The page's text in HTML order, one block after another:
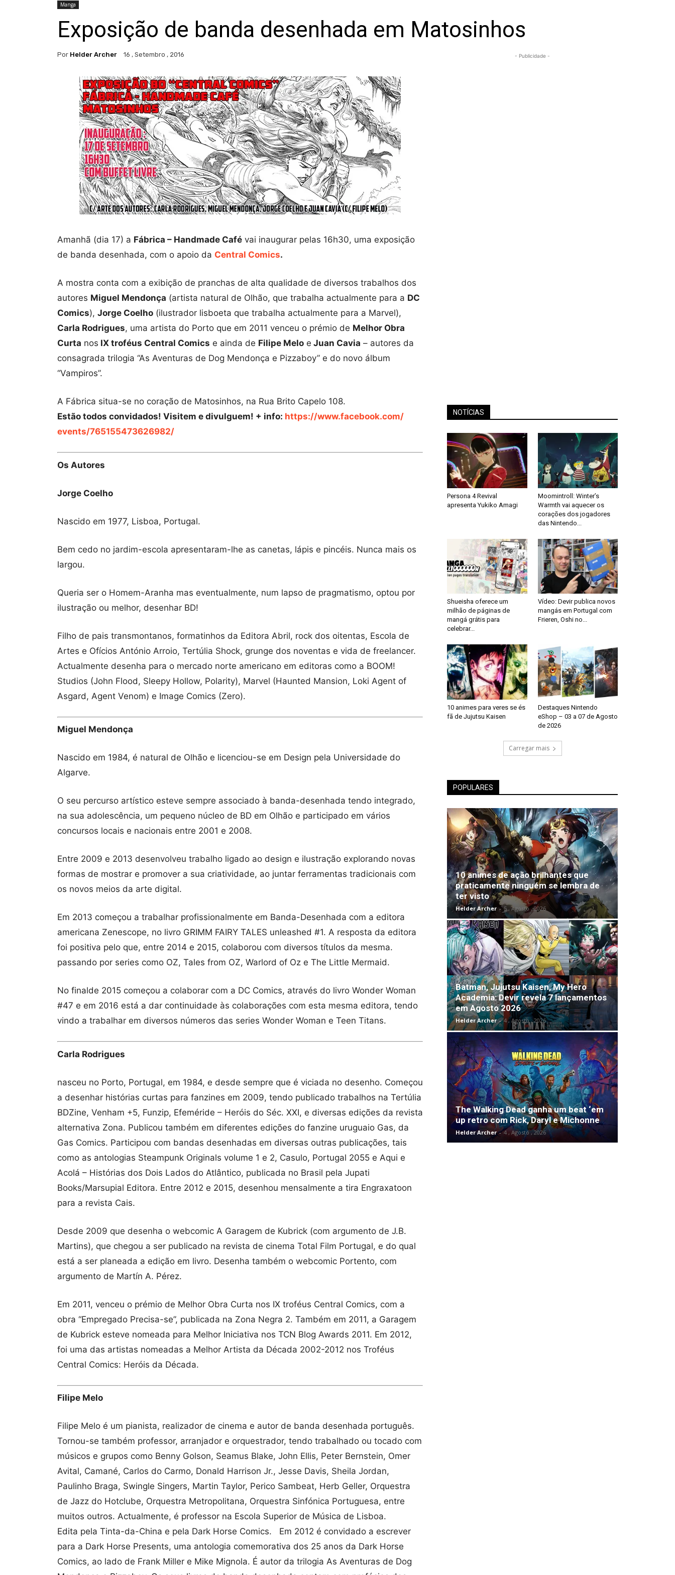
Manga
Exposição de banda desenhada em Matosinhos
Por Helder Archer 16 , Setembro , 2016
Amanhã (dia 17) a Fábrica – Handmade Café vai inaugurar pelas 16h30, uma exposição
de banda desenhada, com o apoio da Central Comics.
A mostra conta com a exibição de pranchas de alta qualidade de diversos trabalhos dos
autores Miguel Mendonça (artista natural de Olhão, que trabalha actualmente para a DC
Comics), Jorge Coelho (ilustrador lisboeta que trabalha actualmente para a Marvel),
Carla Rodrigues, uma artista do Porto que em 2011 venceu o prémio de Melhor Obra
Curta nos IX troféus Central Comics e ainda de Filipe Melo e Juan Cavia – autores da
consagrada trilogia “As Aventuras de Dog Mendonça e Pizzaboy” e do novo álbum
“Vampiros”.
A Fábrica situa-se no coração de Matosinhos, na Rua Brito Capelo 108.
Estão todos convidados! Visitem e divulguem! + info: https://www.facebook.com/
events/765155473626982/
Os Autores
Jorge Coelho
Nascido em 1977, Lisboa, Portugal.
Bem cedo no jardim-escola apresentaram-lhe as canetas, lápis e pincéis. Nunca mais os
largou.
Queria ser o Homem-Aranha mas eventualmente, num lapso de pragmatismo, optou por
ilustração ou melhor, desenhar BD!
Filho de pais transmontanos, formatinhos da Editora Abril, rock dos oitentas, Escola de
Artes e Ofícios António Arroio, Tertúlia Shock, grunge dos noventas e vida de freelancer.
Actualmente desenha para o mercado norte americano em editoras como a BOOM!
Studios (John Flood, Sleepy Hollow, Polarity), Marvel (Haunted Mansion, Loki Agent of
Asgard, Agent Venom) e Image Comics (Zero).
Miguel Mendonça
Nascido em 1984, é natural de Olhão e licenciou-se em Design pela Universidade do
Algarve.
O seu percurso artístico esteve sempre associado à banda-desenhada tendo integrado,
na sua adolescência, um pequeno núcleo de BD em Olhão e participado em vários
concursos locais e nacionais entre 2001 e 2008.
Entre 2009 e 2013 desenvolveu trabalho ligado ao design e ilustração explorando novas
formas de mostrar e promover a sua criatividade, ao juntar ferramentas tradicionais com
os novos meios da arte digital.
Em 2013 começou a trabalhar profissionalmente em Banda-Desenhada com a editora
americana Zenescope, no livro GRIMM FAIRY TALES unleashed #1. A resposta da editora
foi positiva pelo que, entre 2014 e 2015, colaborou com diversos títulos da mesma.
passando por series como OZ, Tales from OZ, Warlord of Oz e The Little Mermaid.
No finalde 2015 começou a colaborar com a DC Comics, através do livro Wonder Woman
#47 e em 2016 está a dar continuidade às colaborações com esta mesma editora, tendo
vindo a trabalhar em diversos números das series Wonder Woman e Teen Titans.
Carla Rodrigues
nasceu no Porto, Portugal, em 1984, e desde sempre que é viciada no desenho. Começou
a desenhar histórias curtas para fanzines em 2009, tendo publicado trabalhos na Tertúlia
BDZine, Venham +5, Funzip, Efeméride – Heróis do Séc. XXI, e diversas edições da revista
alternativa Zona. Publicou também em diferentes edições do fanzine uruguaio Gas, da
Gas Comics. Participou com bandas desenhadas em diversas outras publicações, tais
como as antologias Steampunk Originals volume 1 e 2, Casulo, Portugal 2055 e Aqui e
Acolá – Histórias dos Dois Lados do Atlântico, publicada no Brasil pela Jupati
Books/Marsupial Editora. Entre 2012 e 2015, desenhou mensalmente a tira Engraxatoon
para a revista Cais.
Desde 2009 que desenha o webcomic A Garagem de Kubrick (com argumento de J.B.
Martins), que chegou a ser publicado na revista de cinema Total Film Portugal, e do qual
está a ser planeada a edição em livro. Desenha também o webcomic Portento, com
argumento de Martín A. Pérez.
Em 2011, venceu o prémio de Melhor Obra Curta nos IX troféus Central Comics, com a
obra “Empregado Precisa-se”, publicada na Zona Negra 2. Também em 2011, a Garagem
de Kubrick esteve nomeada para Melhor Iniciativa nos TCN Blog Awards 2011. Em 2012,
foi uma das artistas nomeadas a Melhor Artista da Década 2002-2012 nos Troféus
Central Comics: Heróis da Década.
Filipe Melo
Filipe Melo é um pianista, realizador de cinema e autor de banda desenhada português.
Tornou-se também professor, arranjador e orquestrador, tendo trabalhado ou tocado com
músicos e grupos como Benny Golson, Seamus Blake, John Ellis, Peter Bernstein, Omer
Avital, Camané, Carlos do Carmo, Donald Harrison Jr., Jesse Davis, Sheila Jordan,
Paulinho Braga, Swingle Singers, Martin Taylor, Perico Sambeat, Herb Geller, Orquestra
de Jazz do Hotclube, Orquestra Metropolitana, Orquestra Sinfónica Portuguesa, entre
muitos outros. Actualmente, é professor na Escola Superior de Música de Lisboa.
Edita pela Tinta-da-China e pela Dark Horse Comics. Em 2012 é convidado a escrever
para a Dark Horse Presents, uma antologia comemorativa dos 25 anos da Dark Horse
Comics, ao lado de Frank Miller e Mike Mignola. É autor da trilogia As Aventuras de Dog
- Publicidade -
NOTÍCIAS
Persona 4 Revival
apresenta Yukiko Amagi
Moomintroll: Winter’s
Warmth vai aquecer os
corações dos jogadores
das Nintendo...
Shueisha oferece um
milhão de páginas de
mangá grátis para
celebrar...
Vídeo: Devir publica novos
mangás em Portugal com
Frieren, Oshi no...
10 animes para veres se és
fã de Jujutsu Kaisen
Destaques Nintendo
eShop – 03 a 07 de Agosto
de 2026
Carregar mais
POPULARES
10 animes de ação brilhantes que
praticamente ninguém se lembra de
ter visto
Helder Archer - 5 , Agosto , 2026
Batman, Jujutsu Kaisen, My Hero
Academia: Devir revela 7 lançamentos
em Agosto 2026
Helder Archer - 4 , Agosto , 2026
The Walking Dead ganha um beat ‘em
up retro com Rick, Daryl e Michonne
Helder Archer - 4 , Agosto , 2026